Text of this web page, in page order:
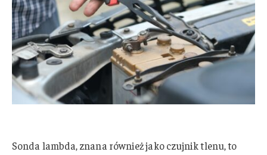
Sonda lambda, znana również jako czujnik tlenu, to